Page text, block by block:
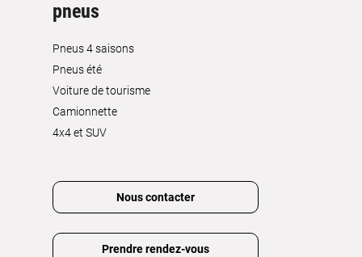
pneus
Pneus 4 saisons
Pneus été
Voiture de tourisme
Camionnette
4x4 et SUV
Nous contacter
Prendre rendez-vous